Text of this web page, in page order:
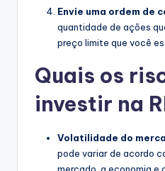
Envie uma ordem de
quantidade de ações
preço limite que você
Quais os
investir na
Volatilidade do
pode variar de acordo